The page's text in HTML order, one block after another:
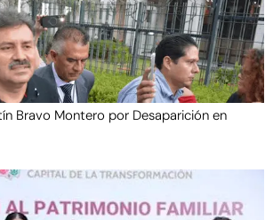
Bravo Montero por Desaparición en